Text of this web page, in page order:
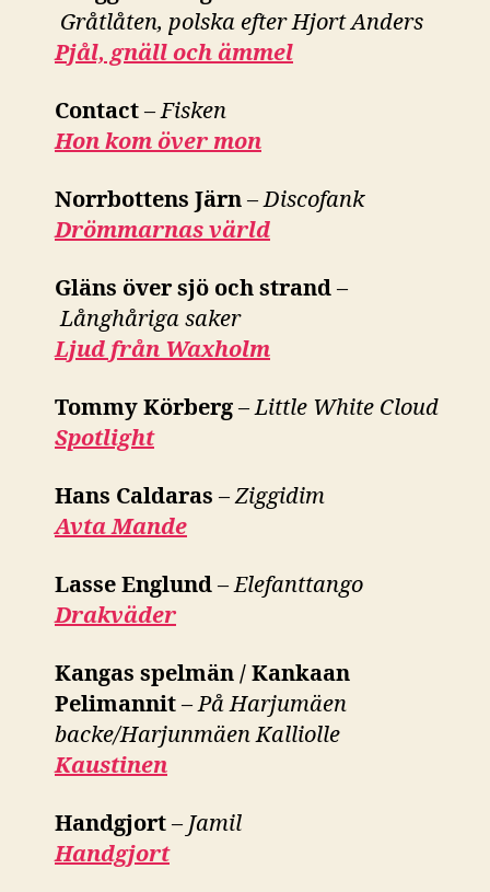
Gråtlåten, polska efter Hjort Anders
Pjål, gnäll och ämmel
Contact –Fisken
Hon kom över mon
Norrbottens Järn –Discofank
Drömmarnas värld
Gläns över sjö och strand –
Långhåriga saker
Ljud från Waxholm
Tommy Körberg –Little White Cloud
Spotlight
Hans Caldaras –Ziggidim
Avta Mande
Lasse Englund –Elefanttango
Drakväder
Kangas spelmän / Kankaan
Pelimannit –På Harjumäen
backe/Harjunmäen Kalliolle
Kaustinen
Handgjort – Jamil
Handgjort